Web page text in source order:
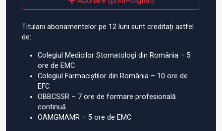
Titularii abonamentelor pe 12 luni sunt creditați astfel
de:
Colegiul Medicilor Stomatologi din România – 5
ore de EMC
Colegiul Farmaciștilor din România – 10 ore de
EFC
OBBCSSR – 7 ore de formare profesională
continuă
OAMGMAMR – 5 ore de EMC